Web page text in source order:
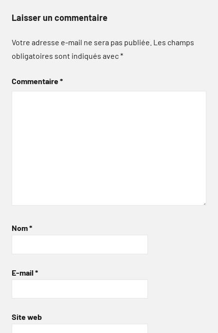
Laisser un commentaire
Votre adresse e-mail ne sera pas publiée. Les champs
obligatoires sont indiqués avec*
Commentaire*
Nom*
E-mail *
Site web